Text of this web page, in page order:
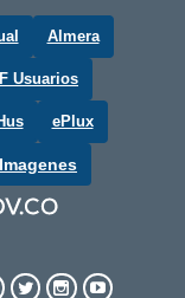
Almera
Usuarios
ePlux
  